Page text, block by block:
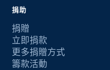
捐助
捐贈
立即捐款
更多捐贈方式
籌款活動